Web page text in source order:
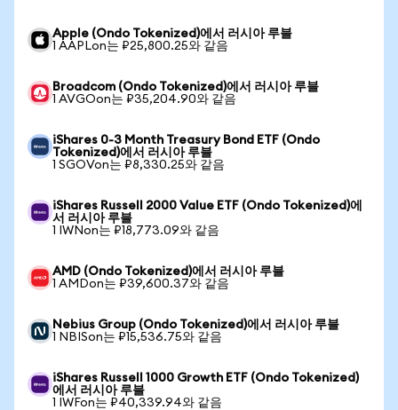
Apple (Ondo Tokenized)에서 러시아 루블
1 AAPLon는 ₽25,800.25와 같음
Broadcom (Ondo Tokenized)에서 러시아 루블
1 AVGOon는 ₽35,204.90와 같음
iShares 0-3 Month Treasury Bond ETF (Ondo
Tokenized)에서 러시아 루블
1 SGOVon는 ₽8,330.25와 같음
iShares Russell 2000 Value ETF (Ondo Tokenized)에
서 러시아 루블
1 IWNon는 ₽18,773.09와 같음
AMD (Ondo Tokenized)에서 러시아 루블
1 AMDon는 ₽39,600.37와 같음
Nebius Group (Ondo Tokenized)에서 러시아 루블
1 NBISon는 ₽15,536.75와 같음
iShares Russell 1000 Growth ETF (Ondo Tokenized)
에서 러시아 루블
1 IWFon는 ₽40,339.94와 같음